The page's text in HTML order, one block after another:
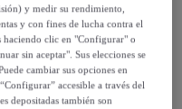
y medir su rendimiento,
y con fines de lucha contra el
haciendo clic en "Configurar" o
sin aceptar". Sus elecciones se
cambiar sus opciones en
accesible a través del
depositadas también son